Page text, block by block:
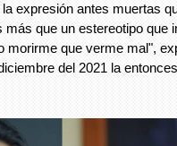
expresión antes muertas
más que un estereotipo que
morirme que verme mal",
del 2021 la